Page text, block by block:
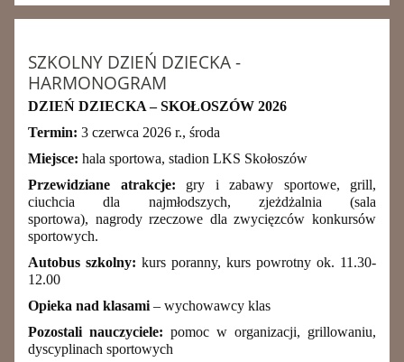
SZKOLNY DZIEŃ DZIECKA -
HARMONOGRAM
DZIEŃ DZIECKA – SKOŁOSZÓW 2026
Termin: 3 czerwca 2026 r., środa
Miejsce: hala sportowa, stadion LKS Skołoszów
Przewidziane atrakcje: gry i zabawy sportowe, grill,
ciuchcia dla najmłodszych, zjeżdżalnia (sala
sportowa), nagrody rzeczowe dla zwycięzców konkursów
sportowych.
Autobus szkolny: kurs poranny, kurs powrotny ok. 11.30-
12.00
Opieka nad klasami – wychowawcy klas
Pozostali nauczyciele: pomoc w organizacji, grillowaniu,
dyscyplinach sportowych